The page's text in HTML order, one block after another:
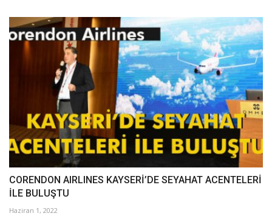
CORENDON AIRLINES KAYSERİ’DE SEYAHAT ACENTELERİ
İLE BULUŞTU
Haziran 1, 2022